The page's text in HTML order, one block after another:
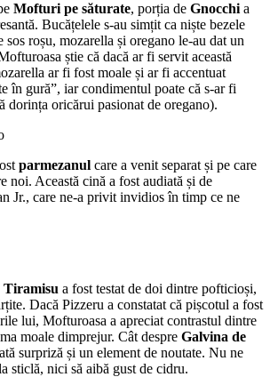
Mofturi pe săturate, porția de Gnocchi a
Bucățelele s-au simțit ca niște bezele
roșu, mozarella și oregano le-au dat un
știe că dacă ar fi servit această
ar fi fost moale și ar fi accentuat
în gură”, iar condimentul poate că s-ar fi
dorința oricărui pasionat de oregano).
parmezanul care a venit separat și pe care
noi. Această cină a fost audiată și de
Jr., care ne-a privit invidios în timp ce ne
Tiramisu a fost testat de doi dintre pofticioși,
Dacă Pizzeru a constatat că pișcotul a fost
lui, Mofturoasa a apreciat contrastul dintre
moale dimprejur. Cât despre Galvina de
surpriză și un element de noutate. Nu ne
sticlă, nici să aibă gust de cidru.